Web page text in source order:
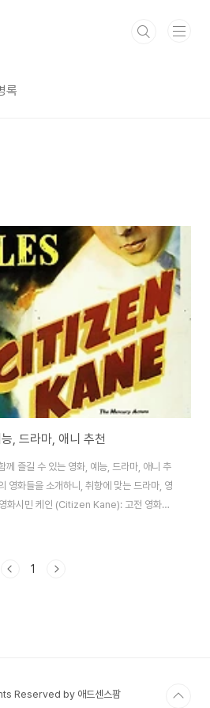
록
, 드라마, 애니 추천
께 즐길 수 있는 영화, 예능, 드라마, 애니 추
영화들을 소개하니, 취향에 맞는 드라마, 영
화시민 케인 (Citizen Kane): 고전 영화의
작품입니다.라라랜드 (La La Land): 꿈을
Out): 감정의 세계를 탐험하는 애니메
1
Reserved by 애드센스팜